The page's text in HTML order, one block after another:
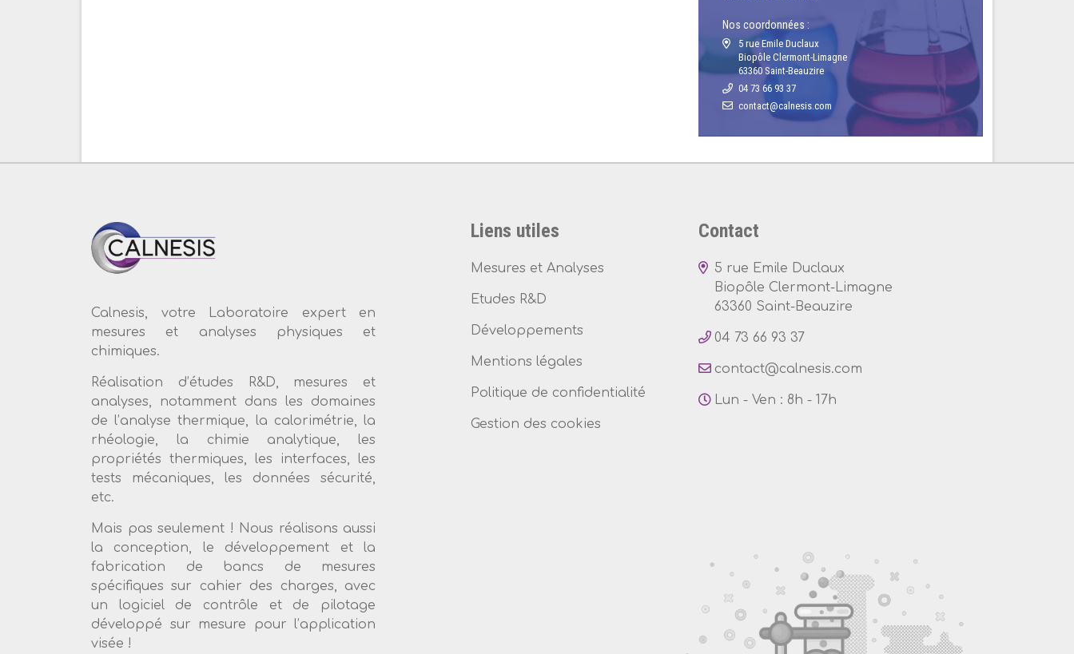
Nos coordonnées :
5 rue Emile Duclaux
Biopôle Clermont-Limagne
63360 Saint-Beauzire
04 73 66 93 37
Calnesis, votre Laboratoire expert en
mesures et analyses physiques et
chimiques.
Réalisation d’études R&D, mesures et
analyses, notamment dans les domaines
de l’analyse thermique, la calorimétrie, la
rhéologie, la chimie analytique, les
propriétés thermiques, les interfaces, les
tests mécaniques, les données sécurité,
etc.
Mais pas seulement ! Nous réalisons aussi
la conception, le développement et la
fabrication de bancs de mesures
spécifiques sur cahier des charges, avec
un logiciel de contrôle et de pilotage
développé sur mesure pour l’application
visée !
Liens utiles
Mesures et Analyses
Etudes R&D
Développements
Mentions légales
Politique de confidentialité
Gestion des cookies
Contact
5 rue Emile Duclaux
Biopôle Clermont-Limagne
63360 Saint-Beauzire
04 73 66 93 37
Lun - Ven : 8h - 17h